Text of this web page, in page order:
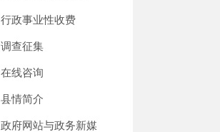
行政事业性收费
调查征集
在线咨询
县情简介
政府网站与政务新媒